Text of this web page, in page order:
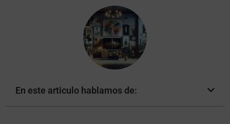
En este articulo hablamos de: